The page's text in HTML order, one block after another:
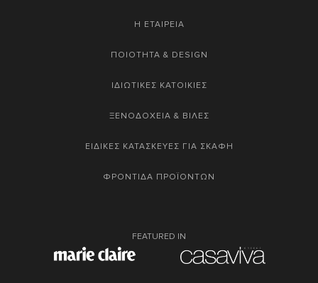
Η ΕΤΑΙΡΕΙΑ
ΠΟΙΟΤΗΤΑ & DESIGN
ΙΔΙΩΤΙΚΕΣ ΚΑΤΟΙΚΙΕΣ
ΞΕΝΟΔΟΧΕΙΑ & ΒΙΛΕΣ
ΕΙΔΙΚΕΣ ΚΑΤΑΣΚΕΥΕΣ ΓΙΑ ΣΚΑΦΗ
ΦΡΟΝΤΙΔΑ ΠΡΟΪΟΝΤΩΝ
FEATURED IN